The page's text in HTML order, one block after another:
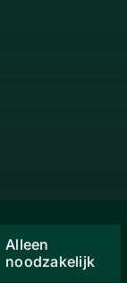
Privacy verklaring
Alleen
noodzakelijk